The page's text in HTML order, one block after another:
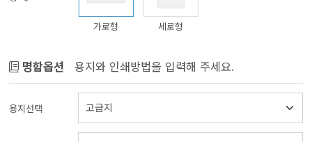
가로형 세로형
명함옵션 용지와 인쇄방법을 입력해 주세요.
용지선택